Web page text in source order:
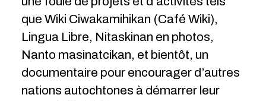
que Wiki Ciwakamihikan (Café Wiki),
Lingua Libre, Nitaskinan en photos,
Nanto masinatcikan, et bientôt, un
documentaire pour encourager d’autres
nations autochtones à démarrer leur